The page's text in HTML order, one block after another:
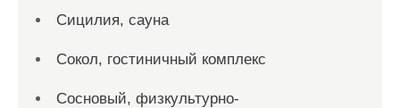
Сицилия, сауна
Сокол, гостиничный комплекс
Сосновый, физкультурно-